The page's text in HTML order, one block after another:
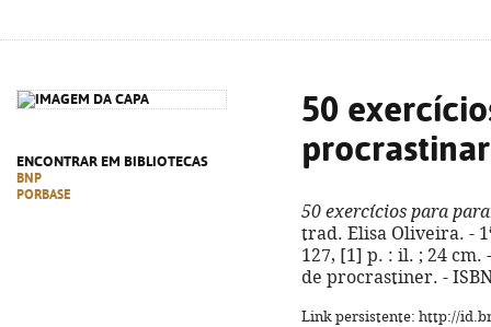
ENCONTRAR EM BIBLIOTECAS
BNP
PORBASE
50
procrastinar
50 exercícios para
trad. Elisa Oliveira. -
127, [1] p. : il. ; 24
de procrastiner. -
Link persistente: http://